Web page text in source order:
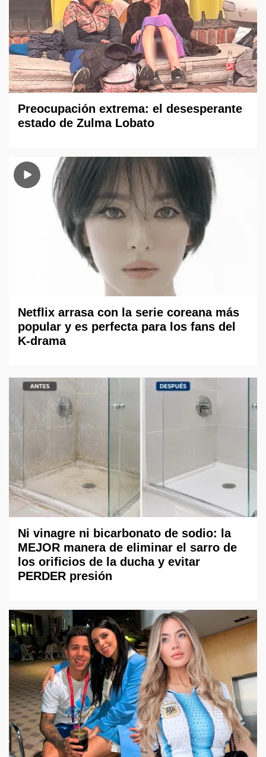
Preocupación extrema: el desesperante
estado de Zulma Lobato
Netflix arrasa con la serie coreana más
popular y es perfecta para los fans del
K-drama
Ni vinagre ni bicarbonato de sodio: la
MEJOR manera de eliminar el sarro de
los orificios de la ducha y evitar
PERDER presión